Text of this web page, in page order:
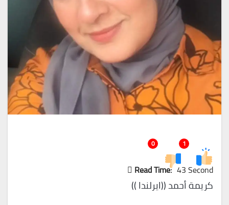
1
0
Read Time: 43 Second
كريمة أحمد ((ايرلندا ))